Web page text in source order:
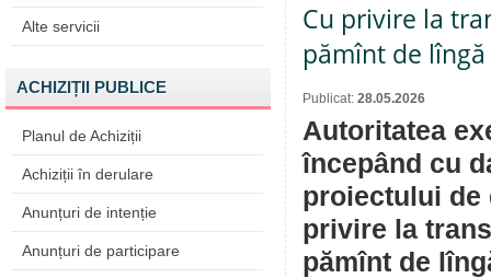
Alte servicii
ACHIZIȚII PUBLICE
Planul de Achiziții
Achiziții în derulare
Anunțuri de intenție
Anunțuri de participare
Cu privire la
pămînt de
Publicat: 28.05.2026
Autoritatea
începând cu
proiectului de
privire la
pămînt de